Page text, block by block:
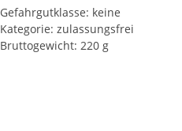
Gefahrgutklasse: keine
Kategorie: zulassungsfrei
Bruttogewicht: 220 g